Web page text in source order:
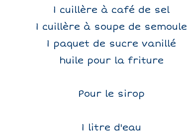
1 cuillère à café de sel
1 cuillère à soupe de semoule
1 paquet de sucre vanillé
huile pour la friture
Pour le sirop
1 litre d'eau